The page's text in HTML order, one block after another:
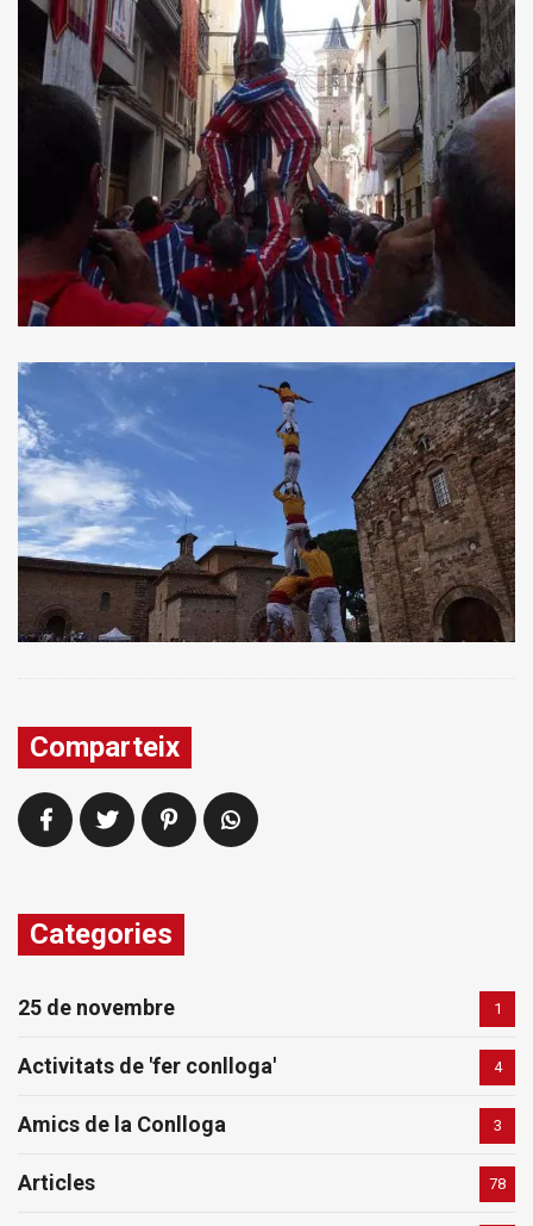
Comparteix
Categories
25 de novembre 1
Activitats de 'fer conlloga' 4
Amics de la Conlloga 3
Articles 78